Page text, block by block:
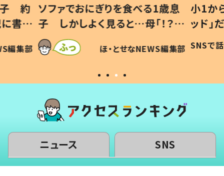
歳息
？」
編集部
小1から不登校、息子は「ギフテ
ッド」だった 父が“ウチ給食”を
作り続ける理由とは #令和の親
#令和の子
SNSで話題 ほ・とせなNEWS編集部
ひ孫
が、抱
「涙
い」
ニュース SNS